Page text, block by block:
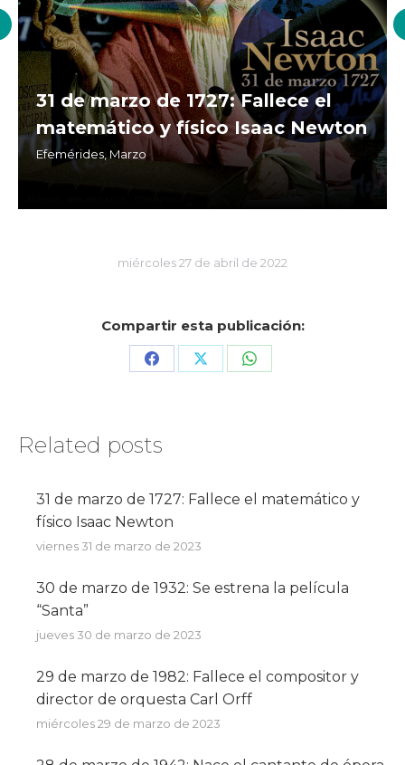
31 de marzo de 1727: Fallece el
matemático y físico Isaac Newton
Efemérides Marzo
miércoles 27 de abril de 2022
Compartir esta publicación:
Share Share Share
Related posts
31 de marzo de 1727: Fallece el matemático y
físico Isaac Newton
viernes 31 de marzo de 2023
30 de marzo de 1932: Se estrena la película
“Santa”
jueves 30 de marzo de 2023
29 de marzo de 1982: Fallece el compositor y
director de orquesta Carl Orff
miércoles 29 de marzo de 2023